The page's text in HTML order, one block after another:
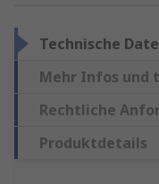
Technische
Mehr Infos und
Rechtliche
Produktdetails